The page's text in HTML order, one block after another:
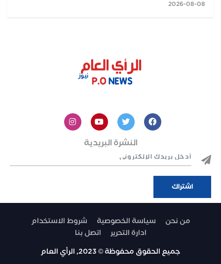
النشرة البريدية
من نحن سياسة الخصوصية
شروط الاستخدام
ادارة التحرير
اتصل بنا
جميع الحقوق محفوظة © 2023, الرأي العام